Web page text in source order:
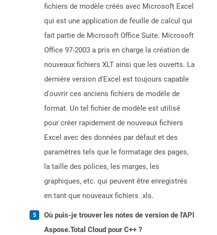
fichiers de modèle créés avec Microsoft Excel
qui est une application de feuille de calcul qui
fait partie de Microsoft Office Suite. Microsoft
Office 97-2003 a pris en charge la création de
nouveaux fichiers XLT ainsi que les ouverts. La
dernière version d'Excel est toujours capable
d'ouvrir ces anciens fichiers de modèle de
format. Un tel fichier de modèle est utilisé
pour créer rapidement de nouveaux fichiers
Excel avec des données par défaut et des
paramètres tels que le formatage des pages,
la taille des polices, les marges, les
graphiques, etc. qui peuvent être enregistrés
en tant que nouveaux fichiers .xls.
Où puis-je trouver les notes de version de l'API
Aspose.Total Cloud pour C++ ?